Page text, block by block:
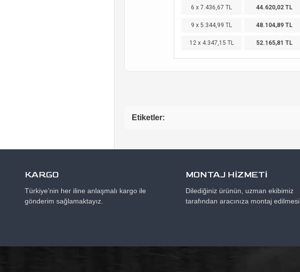
6 x 7.436,67 TL 44.620,02 TL
9 x 5.344,99 TL 48.104,89 TL
12 x 4.347,15 TL 52.165,81 TL
Etiketler:
KARGO
Türkiye’nin her iline anlaşmalı kargo ile
gönderim sağlamaktayız.
MONTAJ HİZMETİ
Dilediğiniz ürünün, uzman ekibimiz
tarafından aracınıza montaj edilmesi.